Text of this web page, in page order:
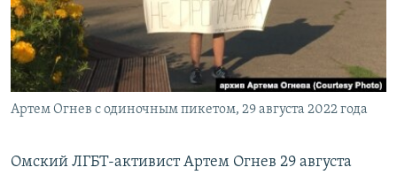
ПОДПИШИТЕСЬ НА РАССЫЛКУ
СОЦИАЛЬНЫЕ СЕТИ
Артем Огнев с одиночным пикетом, 29 августа 2022 года
Омский ЛГБТ-активист Артем Огнев 29 августа